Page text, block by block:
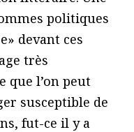
politiques
devant ces
très
que l’on peut
susceptible de
fut-ce il y a